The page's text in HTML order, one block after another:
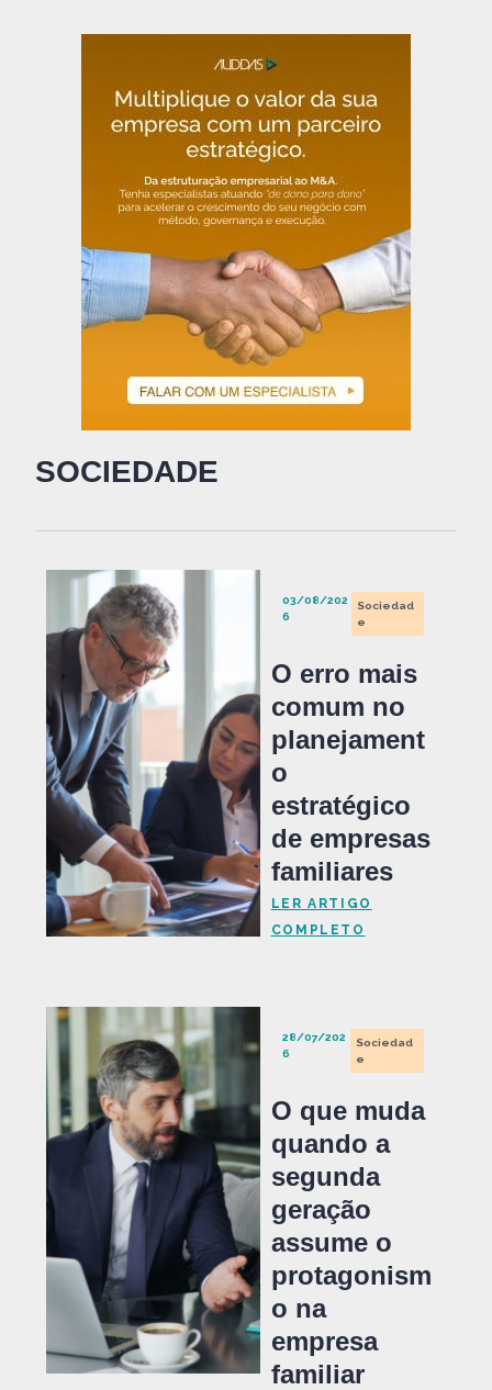
SOCIEDADE
03/08/202
6
Sociedad
e
O erro mais
comum no
planejament
o
estratégico
de empresas
familiares
LER ARTIGO
COMPLETO
28/07/202
6
Sociedad
e
O que muda
quando a
segunda
geração
assume o
protagonism
o na
empresa
familiar